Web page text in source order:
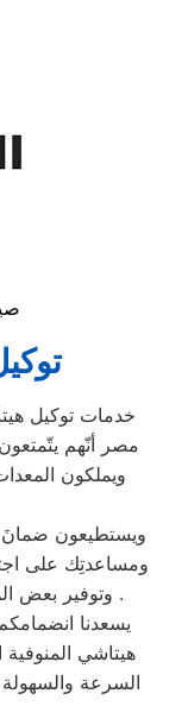
خدمات توكيل
مصر أنّهم
ويملكون
ويستطيعون ضمانَ
ومساعدتِك على
وتوفير بعض المال من خلال التشخيص الصحيح للعطل .
يسعدنا
هيتاشي
السرعة